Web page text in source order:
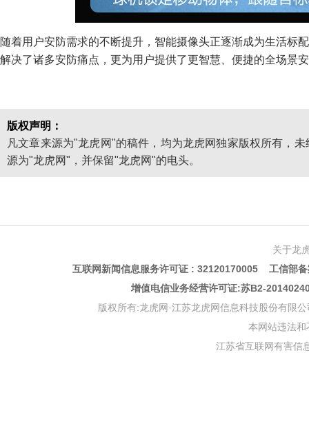
随着用户安防需求的不断提升，智能摄像头正逐渐成为生活标
解决了诸多安防痛点，更为用户提供了更智慧、便捷的全场景
版权声明：
凡文章来源为"龙虎网"的稿件，均为龙虎网独家版权所有，
源为"龙虎网"，并保留"龙虎网"的电头。
关于龙
互联网新闻信息服务许可证 : 32120170005 工信部
增值电信业务经营许可证:苏B2-
版权所有:龙虎网·江苏龙虎网信息科技股份有限
本网站违法
江苏省互联网有害